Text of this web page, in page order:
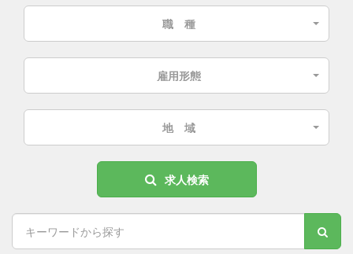
職 種
雇用形態
地 域
求人検索